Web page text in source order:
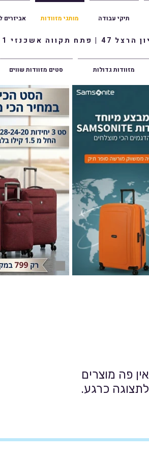
אביזרים מותגי מזוודות תיקי עבודה
סטים מזוודות שווים מזוודות גדולות
לתצוגה כרגע.